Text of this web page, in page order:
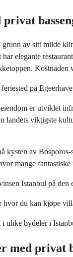
av sitt milde
elegante
på
er utviklet
landets viktigste
kysten av
mange
Istanbul på den
hvor du kan kjøpe
i ulike bydeler i
med privat